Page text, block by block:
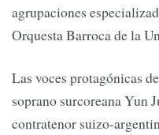
agrupaciones
Orquesta Barroca de la
Las voces protagónicas
soprano surcoreana Yun
contratenor suizo-